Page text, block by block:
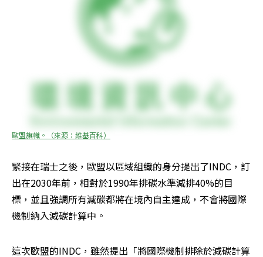
歐盟旗幟。（來源：維基百科）
緊接在瑞士之後，歐盟以區域組織的身分提出了INDC，訂
出在2030年前，相對於1990年排碳水準減排40%的目
標，並且強調所有減碳都將在境內自主達成，不會將國際
機制納入減碳計算中。
這次歐盟的INDC，雖然提出「將國際機制排除於減碳計算